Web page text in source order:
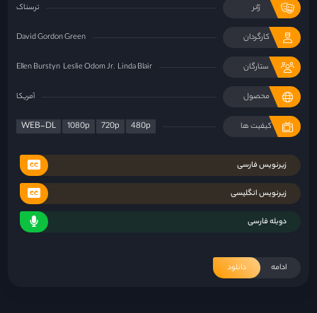
ژانر ترسناک
کارگردان David Gordon Green
ستارگان Ellen Burstyn Leslie Odom Jr. Linda Blair
محصول آمریکا
کیفیت ها WEB-DL 1080p 720p 480p
زیرنویس فارسی
زیرنویس انگلیسی
دوبله فارسی
ادامه دانلود